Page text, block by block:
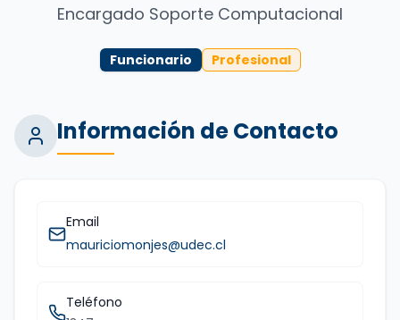
Encargado Soporte Computacional
Funcionario Profesional
Información de Contacto
Email
mauriciomonjes@udec.cl
Teléfono